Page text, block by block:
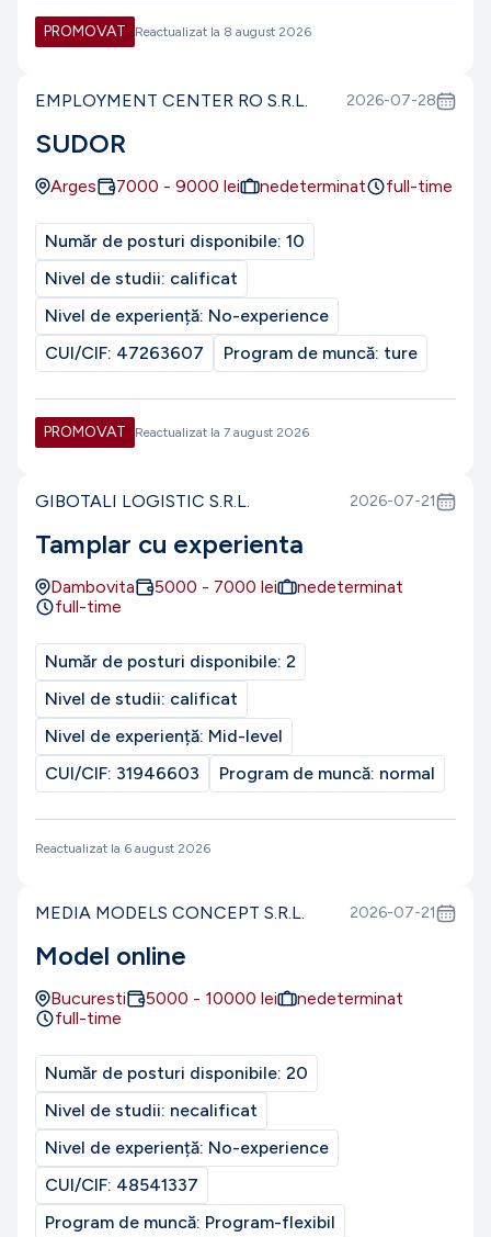
PROMOVAT Reactualizat la 8 august 2026
EMPLOYMENT CENTER RO S.R.L. 2026-07-28
SUDOR
Arges 7000 - 9000 lei nedeterminat full-time
Număr de posturi disponibile: 10
Nivel de studii: calificat
Nivel de experiență: No-experience
CUI/CIF: 47263607 Program de muncă: ture
PROMOVAT Reactualizat la 7 august 2026
GIBOTALI LOGISTIC S.R.L. 2026-07-21
Tamplar cu experienta
Dambovita 5000 - 7000 lei
nedeterminat
full-time
Număr de posturi disponibile: 2
Nivel de studii: calificat
Nivel de experiență: Mid-level
CUI/CIF: 31946603 Program de muncă: normal
Reactualizat la 6 august 2026
MEDIA MODELS CONCEPT S.R.L. 2026-07-21
Model online
Bucuresti 5000 - 10000 lei
nedeterminat
full-time
Număr de posturi disponibile: 20
Nivel de studii: necalificat
Nivel de experiență: No-experience
CUI/CIF: 48541337
Program de muncă: Program-flexibil